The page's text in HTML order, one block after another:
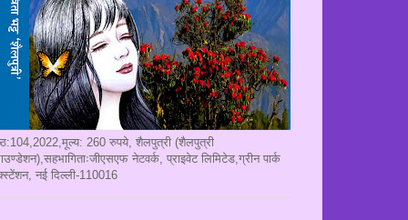
260 रुपये, शैलपुत्री (शैलपुत्री
नेटवर्क, प्राइवेट लिमिटेड,ग्रीन पार्क
नई दिल्ली-110016